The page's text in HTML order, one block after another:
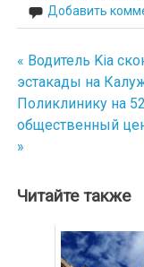
Добавить
Навигация
по
записям
« Водитель Kia
эстакады на
Поликлинику на
общественный
»
Читайте также